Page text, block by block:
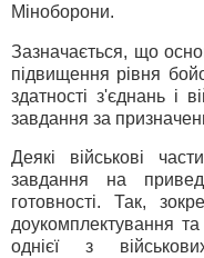
Міноборони.
Зазначається, що
підвищення рівня
здатності з'єднань і
завдання за
Деякі військові
завдання на
готовності. Так,
доукомплектування
однієї з